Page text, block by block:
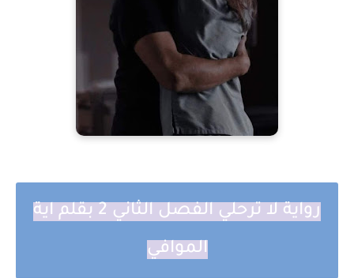
رواية لا ترحلي الفصل الثاني 2 بقلم اية
الموافي